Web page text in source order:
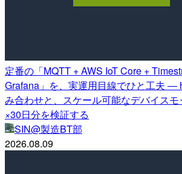
定番の「MQTT + AWS IoT Core +
Grafana」を、実運用目線でひと工夫 ―
み合わせと、スケール可能なデバイス
×30日分を検証する
SIN@製造BT部
2026.08.09